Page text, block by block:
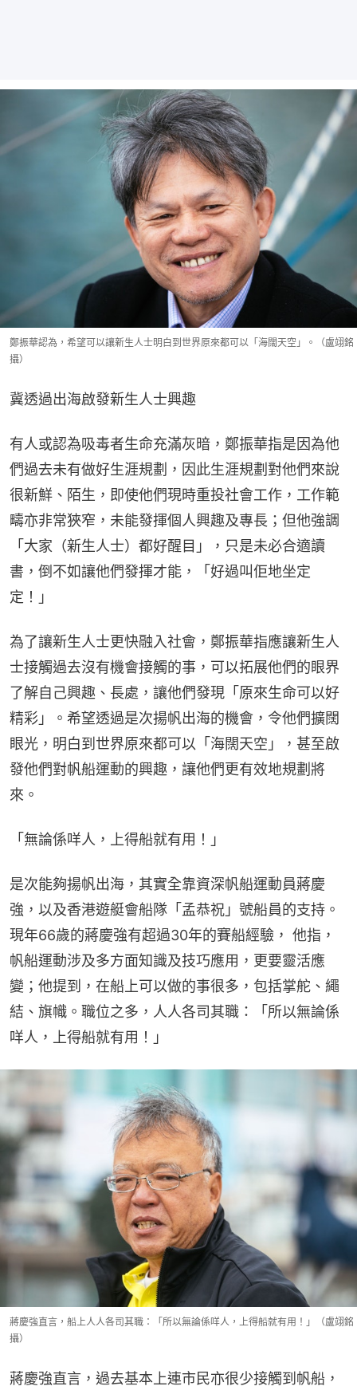
鄭振華認為，希望可以讓新生人士明白到世界原來都可以「海闊天空」。（盧翊銘
攝）
冀透過出海啟發新生人士興趣
有人或認為吸毒者生命充滿灰暗，鄭振華指是因為他
們過去未有做好生涯規劃，因此生涯規劃對他們來說
很新鮮、陌生，即使他們現時重投社會工作，工作範
疇亦非常狹窄，未能發揮個人興趣及專長；但他強調
「大家（新生人士）都好醒目」，只是未必合適讀
書，倒不如讓他們發揮才能，「好過叫佢地坐定
定！」
為了讓新生人士更快融入社會，鄭振華指應讓新生人
士接觸過去沒有機會接觸的事，可以拓展他們的眼界
了解自己興趣、長處，讓他們發現「原來生命可以好
精彩」。希望透過是次揚帆出海的機會，令他們擴闊
眼光，明白到世界原來都可以「海闊天空」，甚至啟
發他們對帆船運動的興趣，讓他們更有效地規劃將
來。
「無論係咩人，上得船就有用！」
是次能夠揚帆出海，其實全靠資深帆船運動員蔣慶
強，以及香港遊艇會船隊「孟恭祝」號船員的支持。
現年66歲的蔣慶強有超過30年的賽船經驗， 他指，
帆船運動涉及多方面知識及技巧應用，更要靈活應
變；他提到，在船上可以做的事很多，包括掌舵、繩
結、旗幟。職位之多，人人各司其職：「所以無論係
咩人，上得船就有用！」
蔣慶強直言，船上人人各司其職：「所以無論係咩人，上得船就有用！」（盧翊銘
攝）
蔣慶強直言，過去基本上連市民亦很少接觸到帆船，